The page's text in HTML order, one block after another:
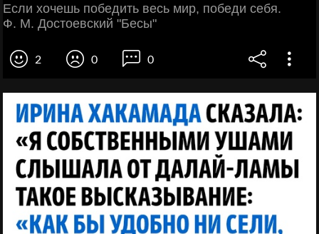
Если хочешь победить весь мир, победи себя.
Ф. М. Достоевский "Бесы"
2 0 0